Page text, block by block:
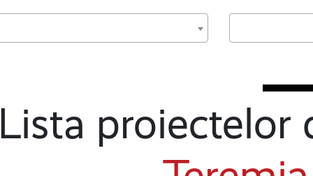
Lista proiectelor